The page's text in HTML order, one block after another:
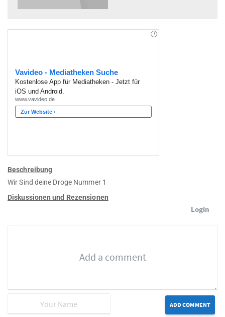
Beschreibung
Wir Sind deine Droge Nummer 1
Diskussionen und Rezensionen
Login
ADD COMMENT